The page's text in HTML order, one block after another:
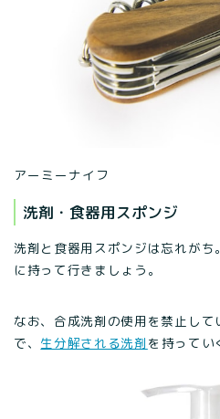
アーミーナイフ
洗剤・食器用スポンジ
洗剤と食器用スポンジは忘れが
に持って行きましょう。
なお、合成洗剤の使用を禁止し
で、 生分解される洗剤 を持ってい